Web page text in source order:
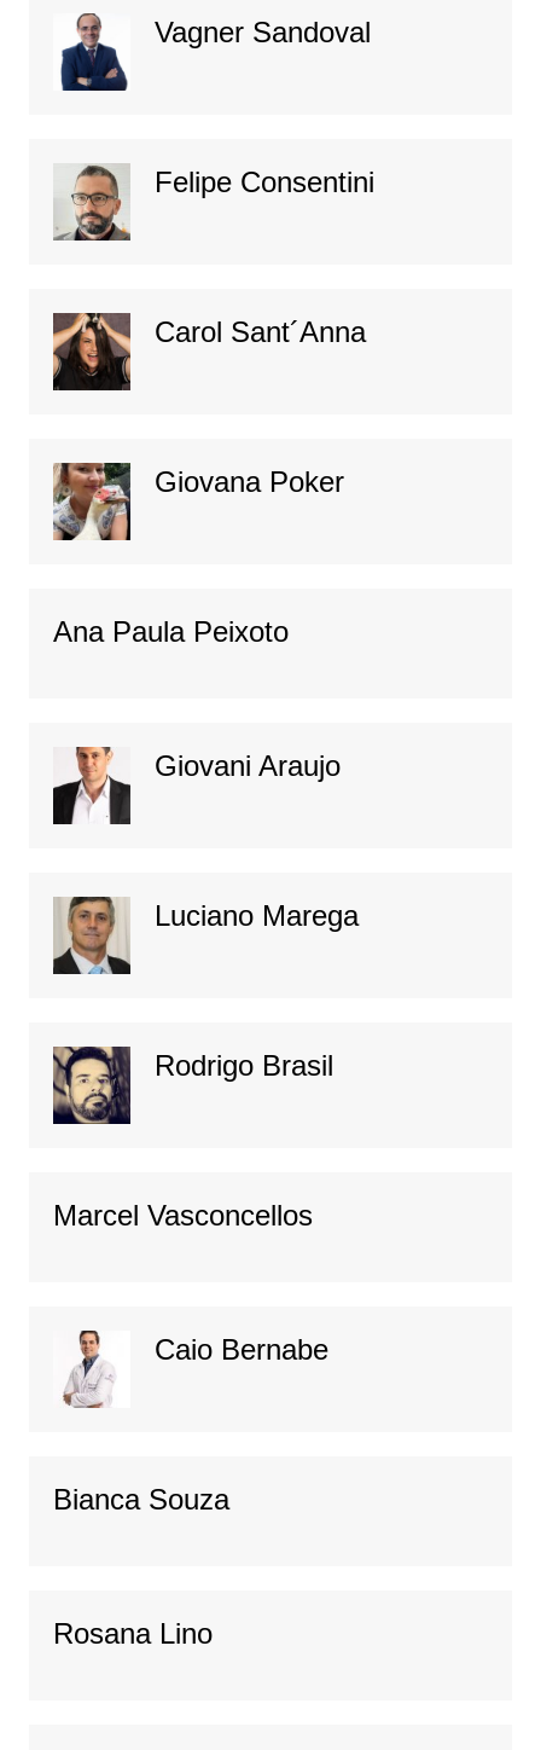
Vagner Sandoval
Felipe Consentini
Carol Sant´Anna
Giovana Poker
Ana Paula Peixoto
Giovani Araujo
Luciano Marega
Rodrigo Brasil
Marcel Vasconcellos
Caio Bernabe
Bianca Souza
Rosana Lino